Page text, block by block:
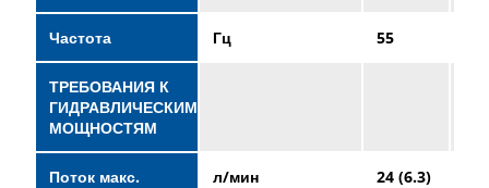
Частота Гц 55
ТРЕБОВАНИЯ К
ГИДРАВЛИЧЕСКИМ
МОЩНОСТЯМ
Поток макс. л/мин 24 (6.3)